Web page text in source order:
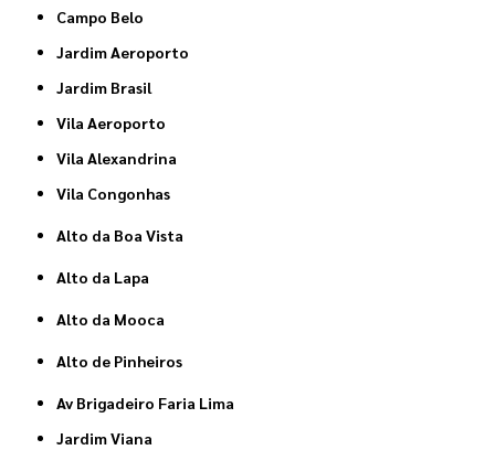
Campo Belo
Jardim Aeroporto
Jardim Brasil
Vila Aeroporto
Vila Alexandrina
Vila Congonhas
Alto da Boa Vista
Alto da Lapa
Alto da Mooca
Alto de Pinheiros
Av Brigadeiro Faria Lima
Jardim Viana